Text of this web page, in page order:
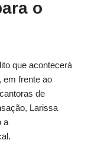
o
que acontecerá
em frente ao
de
Larissa
a